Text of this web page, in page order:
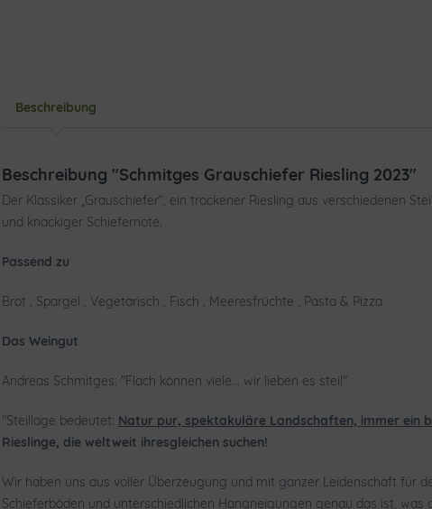
Beschreibung
Beschreibung "Schmitges Grauschiefer Riesling 2023"
Der Klassiker „Grauschiefer“, ein trockener Riesling aus verschiedenen
und knackiger Schiefernote.
Passend zu
Brot , Spargel , Vegetarisch , Fisch , Meeresfrüchte , Pasta & Pizza
Das Weingut
Andreas Schmitges: "Flach können viele... wir lieben es steil"
"Steillage bedeutet: Natur pur, spektakuläre Landschaften, immer ein
Rieslinge, die weltweit ihresgleichen suchen!
Wir haben uns aus voller Überzeugung und mit ganzer Leidenschaft für
Schieferböden und unterschiedlichen Hangneigungen genau das ist,